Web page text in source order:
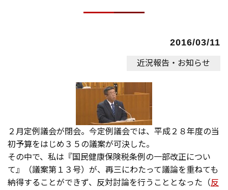
2016/03/11
近況報告・お知らせ
２月定例議会が閉会。今定例議会では、平成２８年度の当
初予算をはじめ３５の議案が可決した。
その中で、私は『国民健康保険税条例の一部改正につい
て』（議案第１３号）が、再三にわたって議論を重ねても
納得することができず、反対討論を行うこととなった（反